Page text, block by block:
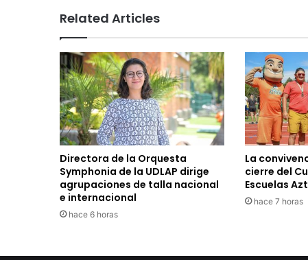
Related Articles
Directora de la Orquesta
Symphonia de la UDLAP dirige
agrupaciones de talla nacional
e internacional
hace 6 horas
La
cierre del
Escuelas
hace 7 horas